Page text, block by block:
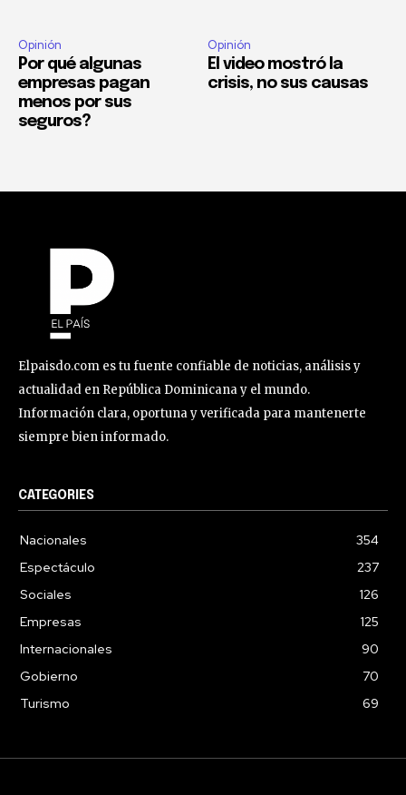
Opinión
Por qué algunas
empresas pagan
menos por sus
seguros?
Opinión
El video mostró la
crisis, no sus causas
Elpaisdo.com es tu fuente confiable de noticias, análisis y
actualidad en República Dominicana y el mundo.
Información clara, oportuna y verificada para mantenerte
siempre bien informado.
CATEGORIES
Nacionales
354
Espectáculo
237
Sociales
126
Empresas
125
Internacionales
90
Gobierno
70
Turismo
69